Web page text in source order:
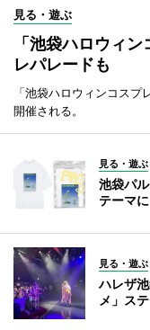
見る・遊ぶ
「池袋ハロウィ
レパレードも
「池袋ハロウィンコス
開催される。
見る・遊ぶ
池袋パ
テーマに
見る・遊ぶ
ハレザ
メ」ス